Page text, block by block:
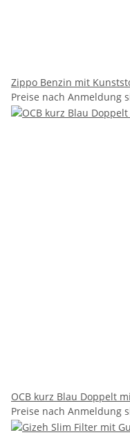
Zippo Benzin mit
Preise nach Anmeldung
OCB kurz Blau Doppelt
Preise nach Anmeldung